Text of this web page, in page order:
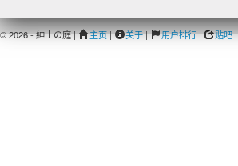
© 2026 - 紳士の庭 | 主页| 关于| 用户排行| 贴吧|